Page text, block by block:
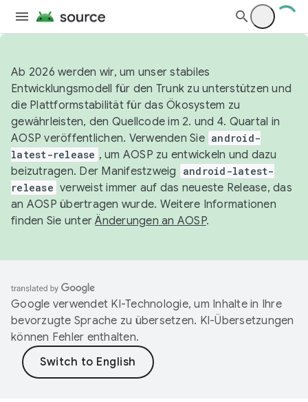
Ab 2026 werden wir, um unser stabiles
Entwicklungsmodell für den Trunk zu unterstützen und
die Plattformstabilität für das Ökosystem zu
gewährleisten, den Quellcode im 2. und 4. Quartal in
AOSP veröffentlichen. Verwenden Sie android-
latest-release , um AOSP zu entwickeln und dazu
beizutragen. Der Manifestzweig
android-latest-
release verweist immer auf das neueste Release, das
an AOSP übertragen wurde. Weitere Informationen
finden Sie unterÄnderungen an AOSP.
Google verwendet KI-Technologie, um Inhalte in Ihre
bevorzugte Sprache zu übersetzen. KI-Übersetzungen
können Fehler enthalten.